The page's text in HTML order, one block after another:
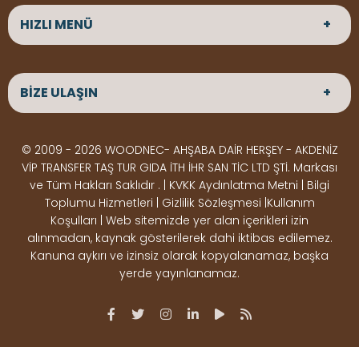
HIZLI MENÜ
ANASAYFA
HAKKIMIZDA
ÜRÜNLER
Çeşitlerimiz
Çeşitlerimiz
Kereste
Çeşitlerimiz
Ahşap
Pergole
Ürünler
Deck Montaj
Ahşap
Dekorasyon
OSB,
BİZE ULAŞIN
BİZE ULAŞIN
Altınkale mah Osmangazi cad. no 355 Döşemealtı
Antalya
ÇALIŞMA SAATLERİ
Hafta içi : Haftaiçi 09:00 - 18:00
Hafta sonu : Cumartesi 10:00 - 15:00
İLETİŞİM
© 2009 - 2026 WOODNEC- AHŞABA DAİR HERŞEY - AKDENİZ
VİP TRANSFER TAŞ TUR GIDA İTH İHR SAN TİC LTD ŞTİ. Markası
ve Tüm Hakları Saklıdır . | KVKK Aydınlatma Metni | Bilgi
Toplumu Hizmetleri | Gizlilik Sözleşmesi |Kullanım
Koşulları | Web sitemizde yer alan içerikleri izin
alınmadan, kaynak gösterilerek dahi iktibas edilemez.
Kanuna aykırı ve izinsiz olarak kopyalanamaz, başka
yerde yayınlanamaz.